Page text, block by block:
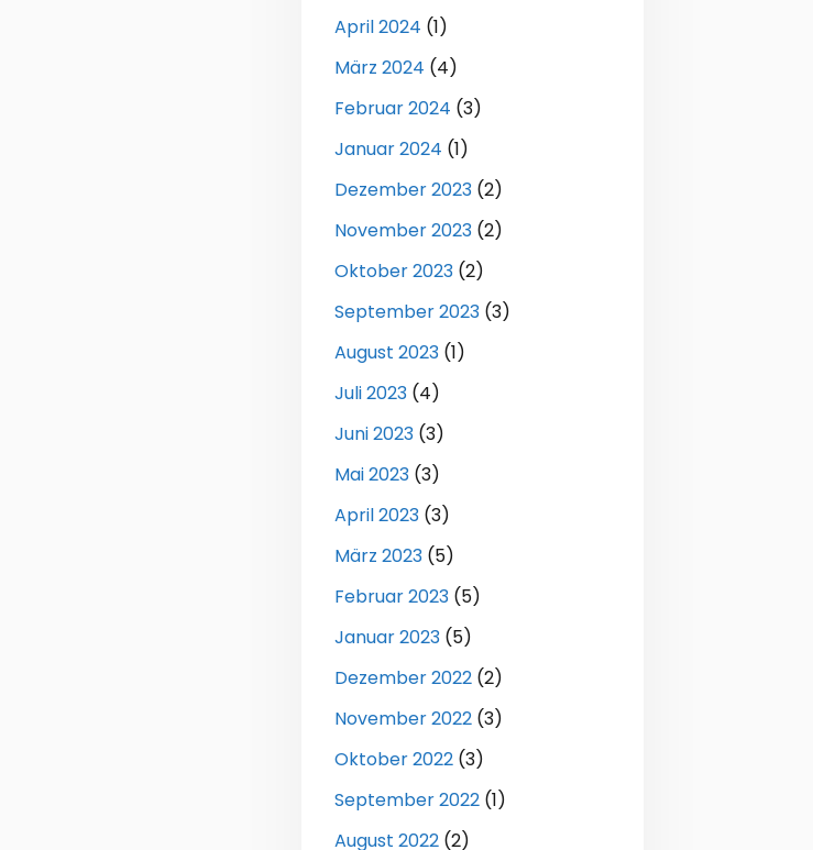
April 2024 (1)
März 2024 (4)
Februar 2024 (3)
Januar 2024 (1)
Dezember 2023 (2)
November 2023 (2)
Oktober 2023 (2)
September 2023 (3)
August 2023 (1)
Juli 2023 (4)
Juni 2023 (3)
Mai 2023 (3)
April 2023 (3)
März 2023 (5)
Februar 2023 (5)
Januar 2023 (5)
Dezember 2022 (2)
November 2022 (3)
Oktober 2022 (3)
September 2022 (1)
August 2022 (2)